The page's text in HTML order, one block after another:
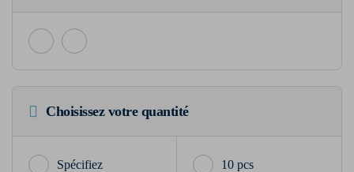
Choisissez votre quantité
10 pcs